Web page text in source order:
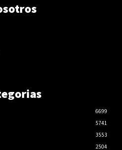
6699
5741
3553
2504